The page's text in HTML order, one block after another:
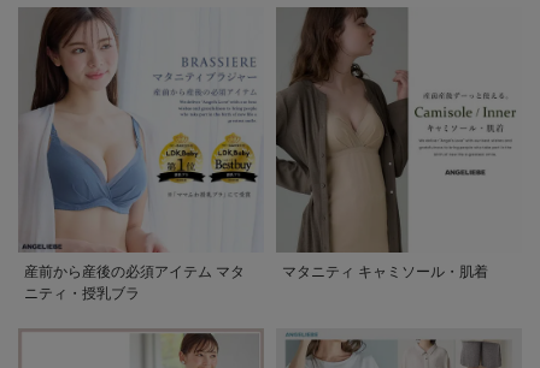
産前から産後の必須アイテム マタ
ニティ・授乳ブラ
マタニティ キャミソール・肌着